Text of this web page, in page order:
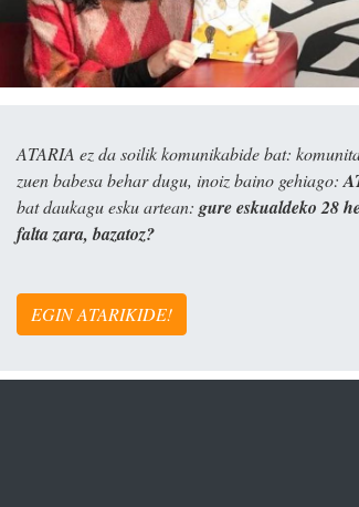
ATARIA ez da soilik komunikabide bat:
zuen babesa behar dugu, inoiz baino gehiago:
bat daukagu esku artean: gure eskualdeko 28
falta zara, bazatoz?
EGIN ATARIKIDE!